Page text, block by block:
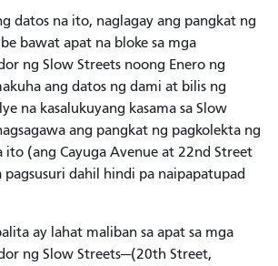
datos na ito, naglagay ang pangkat ng
bawat apat na bloke sa mga
ng Slow Streets noong Enero ng
ang datos ng dami at bilis ng
na kasalukuyang kasama sa Slow
ang pangkat ng pagkolekta ng
ito (ang Cayuga Avenue at 22nd Street
pagsusuri dahil hindi pa naipapatupad
ay lahat maliban sa apat sa mga
ng Slow Streets—(20th Street,